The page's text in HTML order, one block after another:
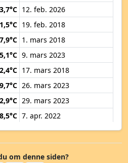
12. feb. 2026
19. feb. 2018
1. mars 2018
9. mars 2023
17. mars 2018
26. mars 2023
29. mars 2023
7. apr. 2022
11. apr. 2019
16. apr. 2024
om denne siden?